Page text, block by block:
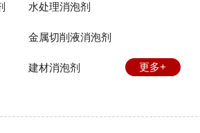
水处理消泡剂
金属切削液消泡剂
建材消泡剂 更多+